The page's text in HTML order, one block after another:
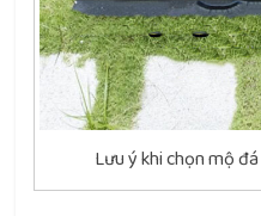
Lưu ý khi chọn mộ